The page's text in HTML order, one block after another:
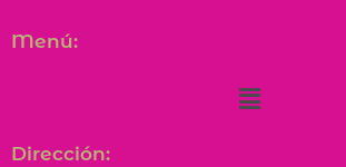
Menú:
Dirección: